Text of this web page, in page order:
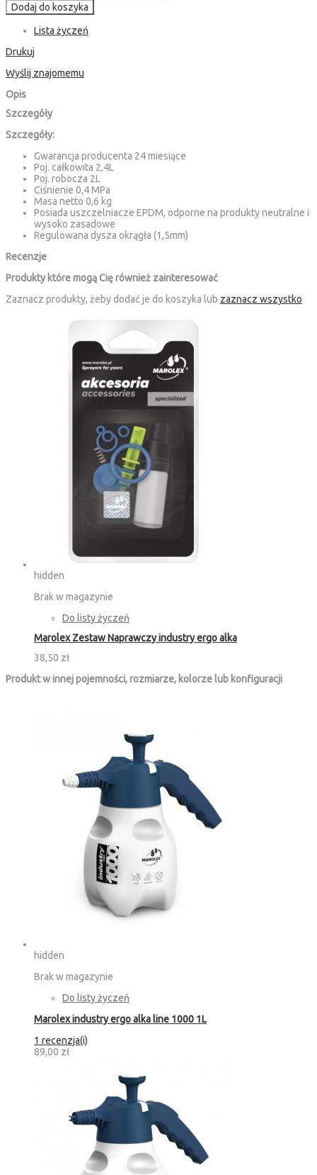
Dodaj do koszyka
Lista życzeń
Drukuj
Wyślij znajomemu
Opis
Szczegóły
Szczegóły:
Gwarancja producenta 24 miesiące
Poj. całkowita 2,4L
Poj. robocza 2L
Ciśnienie 0,4 MPa
Masa netto 0,6 kg
Posiada uszczelniacze EPDM, odporne na produkty neutralne i
wysoko zasadowe
Regulowana dysza okrągła (1,5mm)
Recenzje
Produkty które mogą Cię również zainteresować
Zaznacz produkty, żeby dodać je do koszyka lub zaznacz wszystko
hidden
Brak w magazynie
Do listy życzeń
Marolex Zestaw Naprawczy industry ergo alka
38,50 zł
Produkt w innej pojemności, rozmiarze, kolorze lub konfiguracji
hidden
Brak w magazynie
Do listy życzeń
Marolex industry ergo alka line 1000 1L
1 recenzja(i)
89,00 zł